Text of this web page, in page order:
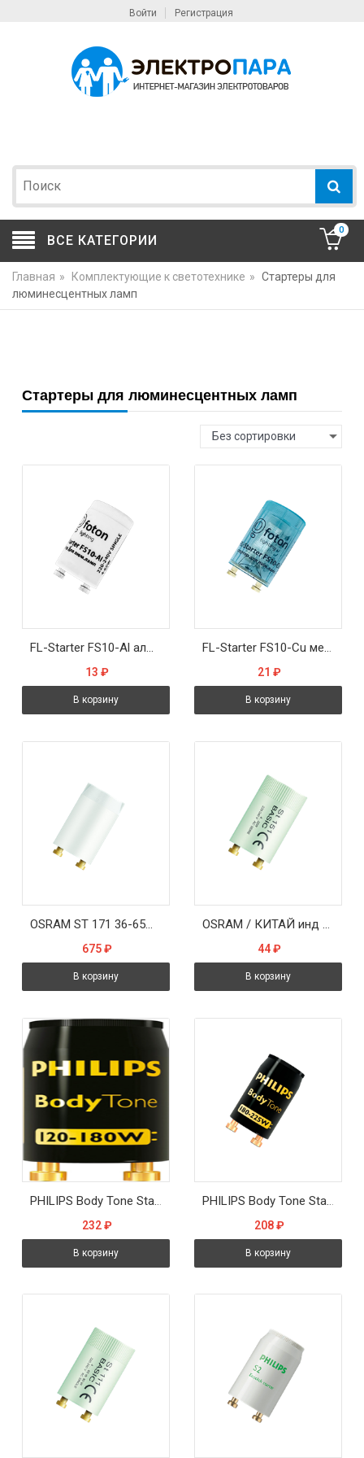
Войти Регистрация
ВСЕ КАТЕГОРИИ
0
Главная » Комплектующие к светотехнике » Стартеры для
люминесцентных ламп
Стартеры для люминесцентных ламп
Без сортировки
FL-Starter FS10-Al алюминиевый контакт 4-65W 220-240V - стартер FOTON
13 ₽
В корзину
FL-Starter FS10-Cu медный контакт 4-65W 220-240V - стартер FOTON
21 ₽
В корзину
OSRAM ST 171 36-65W 220-240V стартёр-предохранитель
675 ₽
В корзину
OSRAM / КИТАЙ инд упак ST 151 4-22W 110-240V (25/1000)-стартер
44 ₽
В корзину
232 ₽
В корзину
208 ₽
В корзину